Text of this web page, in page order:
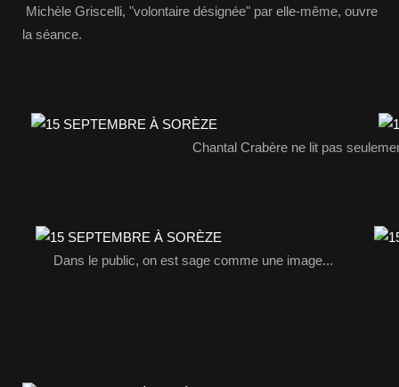
Michèle Griscelli, "volontaire désignée" par elle-même, ouvre
la séance.
Chantal Crabère ne lit pas
Dans le public, on est sage comme une image...